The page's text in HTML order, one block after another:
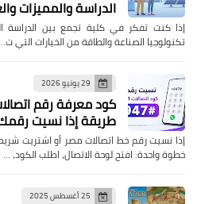
الدراسة والمميزات
إذا كنت تفكر في كلية تجمع بين الدراسة
تكنولوجيا الصناعة والطاقة من الخيارات التي
29 يونيو 2026
طريقة إذا نسيت
إذا نسيت رقم خط اتصالات مصر أو اشتريت
خطوة واحدة: افتح لوحة الاتصال، اطلب الكود، …
25 أغسطس 2025